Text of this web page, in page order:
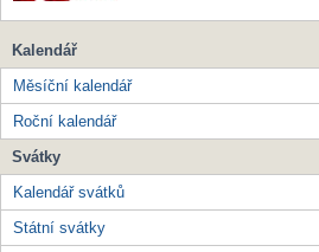
Kalendář
Měsíční kalendář
Roční kalendář
Svátky
Kalendář svátků
Státní svátky